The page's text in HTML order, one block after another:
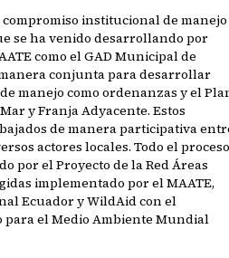
institucional de manejo
se ha venido desarrollando por
como el GAD Municipal de
conjunta para desarrollar
manejo como ordenanzas y el
y Franja Adyacente. Estos
de manera participativa
actores locales. Todo el proceso
por el Proyecto de la Red Áreas
implementado por el MAATE,
Ecuador y WildAid con el
para el Medio Ambiente Mundial